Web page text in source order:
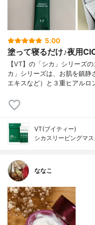
5.00
塗って寝るだけ♪夜用
【VT】の「シカ」シリーズ
カ」シリーズは、お肌を鎮静
エキスなど）と３重ヒアルロ
VT(ブイティー)
シカスリーピングマス
ななこ